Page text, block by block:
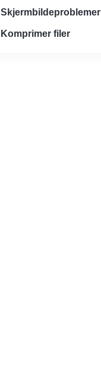
Skjermbildeproblemer
Komprimer filer